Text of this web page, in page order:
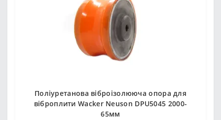
Поліуретанова віброізолююча опора для
віброплити Wacker Neuson DPU5045 2000-
65мм